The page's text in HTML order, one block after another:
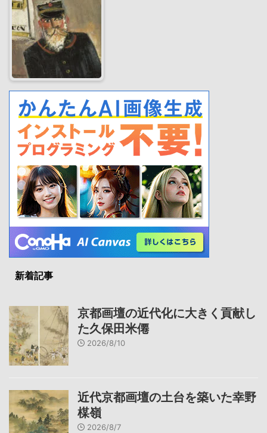
新着記事
京都画壇の近代化に大きく貢献し
た久保田米僊
2026/8/10
近代京都画壇の土台を築いた幸野
楳嶺
2026/8/7